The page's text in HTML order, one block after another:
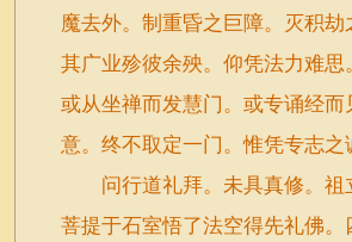
魔去外。制重昏之巨障。灭积
其广业殄彼余殃。仰凭法力难
或从坐禅而发慧门。或专诵经
意。终不取定一门。惟凭专志
问行道礼拜。未具真修。祖
菩提于石室悟了法空得先礼佛